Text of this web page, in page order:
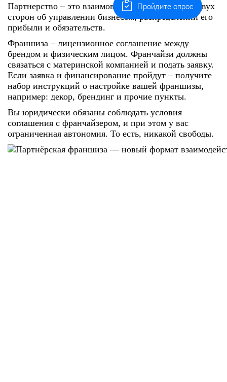
Партнерство – это взаимовыгодное соглашение двух
сторон об управлении бизнесом, распределении его
прибыли и обязательств.
Франшиза – лицензионное соглашение между
брендом и физическим лицом. Франчайзи должны
связаться с материнской компанией и подать заявку.
Если заявка и финансирование пройдут – получите
набор инструкций о настройке вашей франшизы,
например: декор, брендинг и прочие пункты.
Вы юридически обязаны соблюдать условия
соглашения с франчайзером, и при этом у вас
ограниченная автономия. То есть, никакой свободы.
Пройдите опрос